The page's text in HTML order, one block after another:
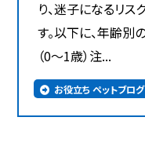
り、迷子になるリ
す。以下に、年齢
（0～1歳）注...
お役立ち ペットブログ